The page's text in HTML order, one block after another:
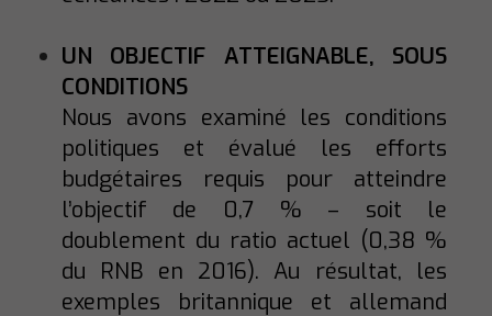
UN OBJECTIF ATTEIGNABLE, SOUS
CONDITIONS
Nous avons examiné les conditions
politiques et évalué les efforts
budgétaires requis pour atteindre
l’objectif de 0,7 % – soit le
doublement du ratio actuel (0,38 %
du RNB en 2016). Au résultat, les
exemples britannique et allemand